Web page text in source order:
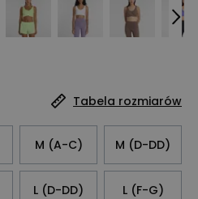
Tabela rozmiarów
M (A-C) M (D-DD)
L (D-DD) L (F-G)